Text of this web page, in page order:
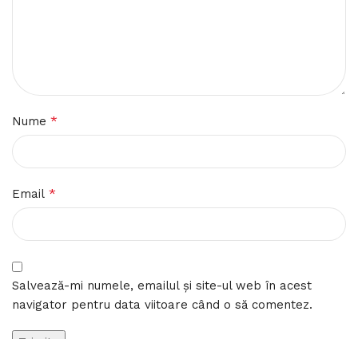
Nume *
Email *
Salvează-mi numele, emailul și site-ul web în acest
navigator pentru data viitoare când o să comentez.